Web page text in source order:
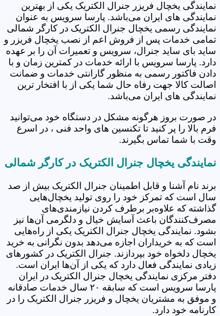
نمایندگی یخچال فریزر جنرال الکتریک یکی از بهترین
نمایندگی های ایران می‌باشد. پارسا سرویس به عنوان
نمایندگی رسمی یخچال جنرال الکتریک در کارگر شمالی
تمامی خدمات پس از فروش اعم از نصب یخچال فریزر و
ساید بای ساید جنرال، سرویس و تعمیرات آن را بر عهده
دارد. پارسا سرویس با ارائه خدمات در کمترین زمان و با
دادن فاکتور رسمی به منظور گارانتی خدمات و ضمانت
اصالت کالا جهت رفاه حال شما یکی از با افتخار ترین
نمایندگی های ایران می‌باشد.
در صورت بروز هرگونه مشکل در دستگاه خود می‌توانید
فرم بالا را پر کنید تا تکنسین های واحد فنی ، در اسرع
وقت با شما تماس بگیرند.
نمایندگی یخچال جنرال الکتریک در کارگر شمالی
برند نام آشنا و قابل اطمینان جنرال الکتریک بیش از صد
سال است که تمرکز خود را روی تولید یخچال‌هایی
گذاشته که علاوه‌بر برطرف کردن نیازمندی‌های
مصرف‌کنندگان باعث آسایش خیال و دلگرمی آن‌ها نیز
بشود. نمایندگی یخچال جنرال الکتریک یکی از راه‌هایی
است که به خریداران اجازه می‌دهد بدون نگرانی به خرید
یخچال دلخواه خود بپردازند. جنرال الکتریک در کشورهای
زیادی نمایندگی فعال دارد که یکی از آن‌ها ایران است.
دفتر مرکزی نمایندگی یخچال جنرال الکتریک در ایران
پارسا سرویس است که سابقه ۲۰ سال خدمات صادقانه
و موفق به مشتریان یخچال و فریزر جنرال الکتریک را در
کارنامه خود دارد.